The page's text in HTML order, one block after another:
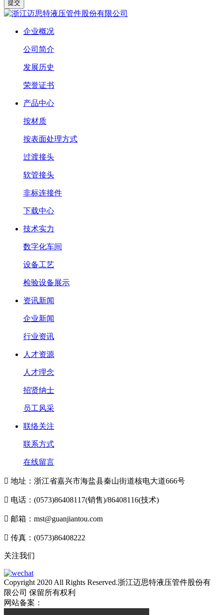
企业概况
公司简介
发展历史
荣誉证书
产品中心
按材质
按表面处理方式
过渡接头
软管接头
非标连接件
下载中心
技术实力
数字化车间
设备工艺
检验设备展示
资讯新闻
企业新闻
行业资讯
人才资源
人才理念
招贤纳士
员工风采
联络关注
联系方式
在线留言
 地址：浙江省嘉兴市海盐县秦山街道核电大道666号
 电话：(0573)86408117(销售)/86408116(技术)
 邮箱：mst@guanjiantou.com
 传真：(0573)86408222
关注我们
Copyright 2020 All Rights Reserved.浙江迈思特液压管件股份有
限公司 保留所有权利
网站备案：